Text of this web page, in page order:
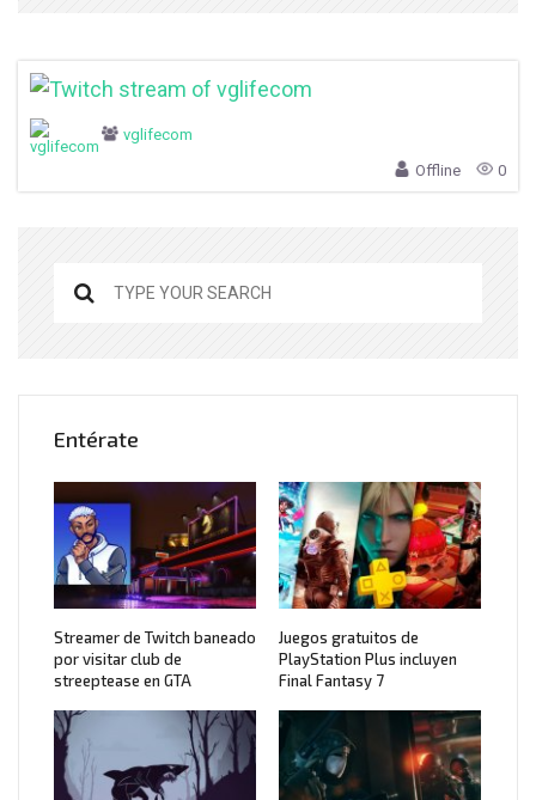
vglifecom
Offline 0
Entérate
Streamer de Twitch baneado
por visitar club de
streeptease en GTA
Juegos gratuitos de
PlayStation Plus incluyen
Final Fantasy 7